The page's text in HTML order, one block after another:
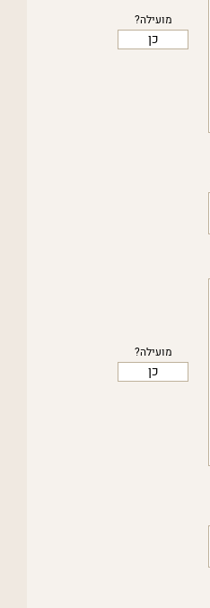
מועילה?
כן
מועילה?
כן